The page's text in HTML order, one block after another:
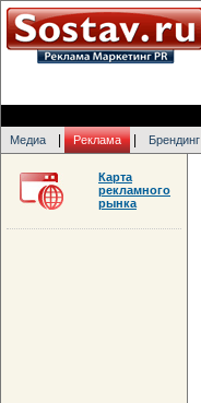
Медиа Реклама Брендинг
Карта
рекламного
рынка